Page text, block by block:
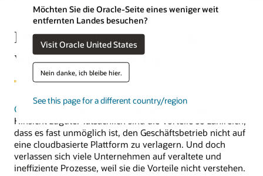
Möchten Sie die Oracle-Seite eines weniger weit
entfernten Landes besuchen?
Visit Oracle United States
Nein danke, ich bleibe hier.
See this page for a different country/region
Die 10 wichtigsten Vorteile
von Cloud-Computing
Cloud-Computing
kommt Unternehmen in vielerlei
Hinsicht zugute. Tatsächlich sind die Vorteile so zahlreich,
dass es fast unmöglich ist, den Geschäftsbetrieb nicht auf
eine cloudbasierte Plattform zu verlagern. Und doch
verlassen sich viele Unternehmen auf veraltete und
ineffiziente Prozesse, weil sie die Vorteile nicht verstehen.